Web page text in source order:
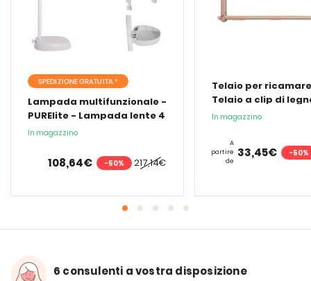
SPEDIZIONE GRATUITA *
Lampada multifunzionale -
PURElite - Lampada lente 4
in 1
In magazzino
217,14€
108,64€ -50%
Telaio per
Telaio a clip di
In magazzino
A
partire
de
33,45€ -50%
6 consulenti a vostra disposizione